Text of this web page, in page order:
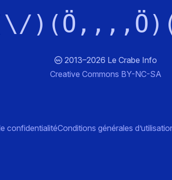
2013–2026 Le Crabe Info
Creative Commons BY-NC-SA
confidentialitéConditions générales